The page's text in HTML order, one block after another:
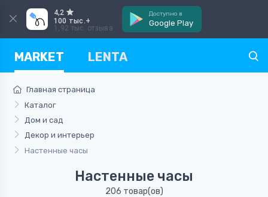
4,2
100 тыс.+
1,92 тыс. отзыва
Доступно в
Google Play
MARKET LENTA
Главная страница
Каталог
Дом и сад
Декор и интерьер
Настенные часы
Настенные часы
206 товар(ов)